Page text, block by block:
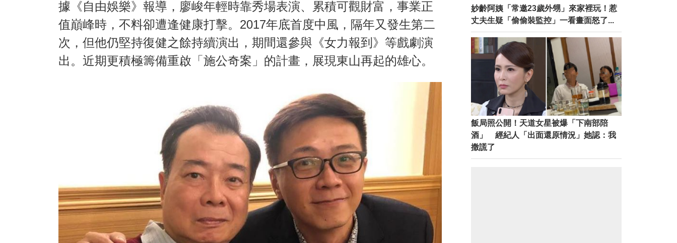
據《自由娛樂》報導，廖峻年輕時靠秀場表演、累積可觀財富，事業正
值巔峰時，不料卻遭逢健康打擊。2017年底首度中風，隔年又發生第二
次，但他仍堅持復健之餘持續演出，期間還參與《女力報到》等戲劇演
出。近期更積極籌備重啟「施公奇案」的計畫，展現東山再起的雄心。
妙齡阿姨「常邀23歲外甥」來家裡玩！惹
丈夫生疑「偷偷裝監控」一看畫面怒了...
飯局照公開！天道女星被爆「下南部陪
酒」 經紀人「出面還原情況」她認：我
撒謊了